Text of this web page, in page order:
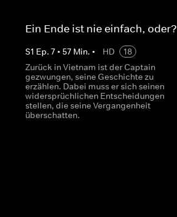
Ein Ende ist nie einfach, oder?
S1 Ep. 7• 57Min. • HD
18
Zurück in Vietnam ist der Captain
gezwungen, seine Geschichte zu
erzählen. Dabei muss er sich seinen
widersprüchlichen Entscheidungen
stellen, die seine Vergangenheit
überschatten.